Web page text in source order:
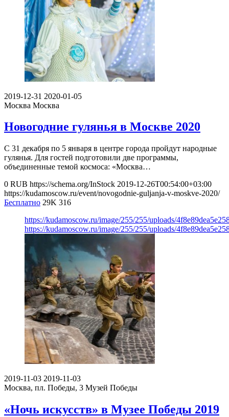
2019-12-31 2020-01-05
Москва Москва
Новогодние гулянья в Москве 2020
С 31 декабря по 5 января в центре города пройдут народные
гулянья. Для гостей подготовили две программы,
объединенные темой космоса: «Москва…
0 RUB https://schema.org/InStock 2019-12-26T00:54:00+03:00
https://kudamoscow.ru/event/novogodnie-guljanja-v-moskve-2020/
Бесплатно 29K 316
https://kudamoscow.ru/image/255/255/uploads/
https://kudamoscow.ru/image/255/255/uploads/
2019-11-03 2019-11-03
Москва, пл. Победы, 3 Музей Победы
«Ночь искусств» в Музее Победы 2019